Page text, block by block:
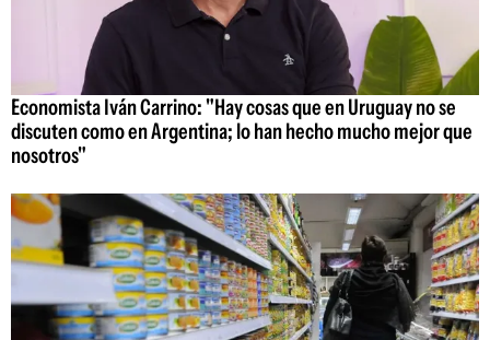
Economista Iván Carrino: "Hay cosas que en Uruguay no se
discuten como en Argentina; lo han hecho mucho mejor que
nosotros"